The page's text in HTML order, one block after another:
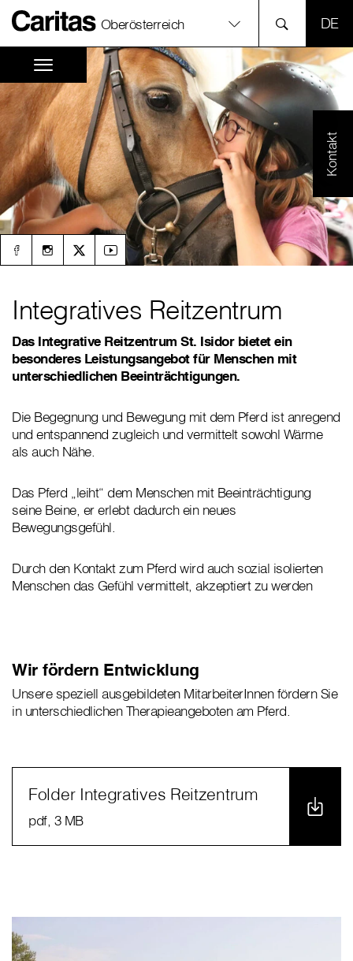
Oberösterreich
Kontakt
Integratives Reitzentrum
Das Integrative Reitzentrum St. Isidor bietet ein
besonderes Leistungsangebot für Menschen mit
unterschiedlichen Beeinträchtigungen.
Die Begegnung und Bewegung mit dem Pferd ist anregend
und entspannend zugleich und vermittelt sowohl Wärme
als auch Nähe.
Das Pferd „leiht“ dem Menschen mit Beeinträchtigung
seine Beine, er erlebt dadurch ein neues
Bewegungsgefühl.
Durch den Kontakt zum Pferd wird auch sozial isolierten
Menschen das Gefühl vermittelt, akzeptiert zu werden
Wir fördern Entwicklung
Unsere speziell ausgebildeten MitarbeiterInnen fördern Sie
in unterschiedlichen Therapieangeboten am Pferd.
Folder Integratives Reitzentrum
pdf, 3 MB